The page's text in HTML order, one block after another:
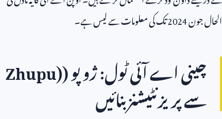
الحال جون2024تک کی معلومات سے لیس ہے۔
چینی اے آئی ٹول: ژو پو (Zhupu)
سے پریزنٹیشنز بنائیں